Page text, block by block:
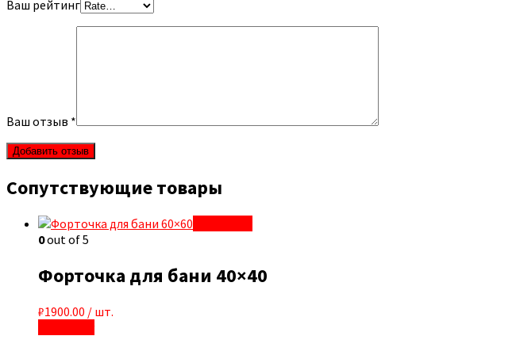
Ваш рейтинг
Ваш отзыв *
Сопутствующие товары
0out of 5
Форточка для бани 40×40
₽1900.00 / шт.